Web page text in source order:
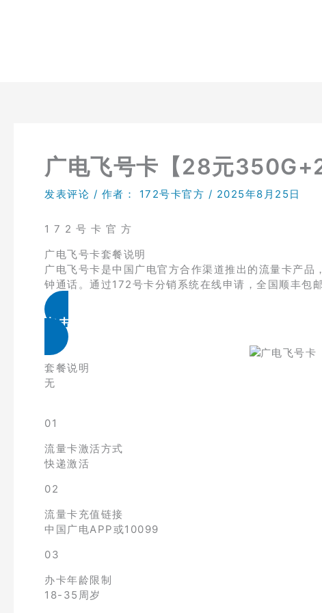
广电飞号卡【28元
发表评论 / 作者： 172号卡官方 / 2025年8月25日
1 7 2 号 卡 官 方
广电飞号卡套餐说明
广电飞号卡是中国广电官方合作渠道推出的流量卡产
钟通话。通过172号卡分销系统在线申请，全国顺丰包
点击免费领取
套餐说明
无
01
流量卡激活方式
快递激活
02
流量卡充值链接
中国广电APP或10099
03
办卡年龄限制
18-35周岁